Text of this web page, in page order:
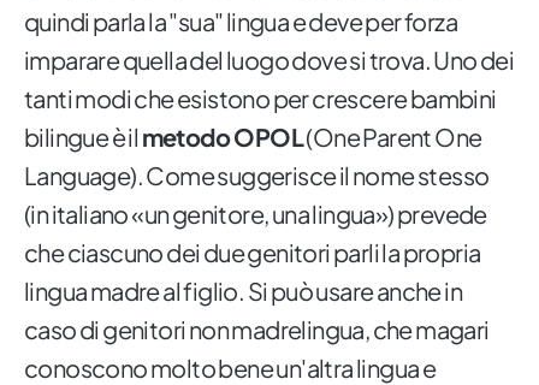
quindi parla la "sua" lingua e deve per forza
imparare quella del luogo dove si trova. Uno dei
tanti modi che esistono per crescere bambini
bilingue è il metodo OPOL(One Parent One
Language). Come suggerisce il nome stesso
(in italiano «un genitore, una lingua») prevede
che ciascuno dei due genitori parli la propria
lingua madre al figlio. Si può usare anche in
caso di genitori non madrelingua, che magari
conoscono molto bene un'altra lingua e